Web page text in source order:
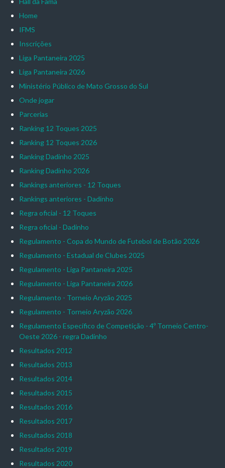
Home
IFMS
Inscrições
Liga Pantaneira 2025
Liga Pantaneira 2026
Ministério Público de Mato Grosso do Sul
Onde jogar
Parcerias
Ranking 12 Toques 2025
Ranking 12 Toques 2026
Ranking Dadinho 2025
Ranking Dadinho 2026
Rankings anteriores - 12 Toques
Rankings anteriores - Dadinho
Regra oficial - 12 Toques
Regra oficial - Dadinho
Regulamento - Copa do Mundo de Futebol de Botão 2026
Regulamento - Estadual de Clubes 2025
Regulamento - Liga Pantaneira 2025
Regulamento - Liga Pantaneira 2026
Regulamento - Torneio Aryzão 2025
Regulamento - Torneio Aryzão 2026
Regulamento Específico de Competição - 4º Torneio Centro-
Oeste 2026 - regra Dadinho
Resultados 2012
Resultados 2013
Resultados 2014
Resultados 2015
Resultados 2016
Resultados 2017
Resultados 2018
Resultados 2019
Resultados 2020